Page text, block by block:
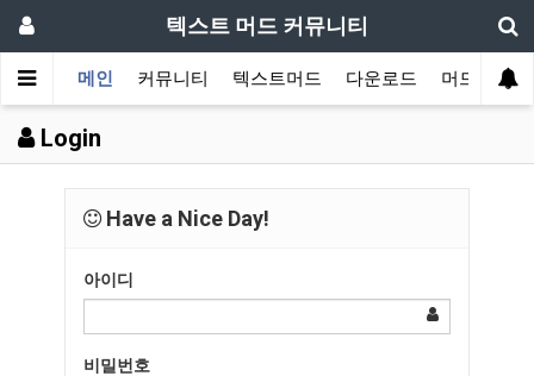
텍스트 머드 커뮤니티
메인 커뮤니티 텍스트머드 다운로드 머드 잡담
Login
Have a Nice Day!
아이디
비밀번호